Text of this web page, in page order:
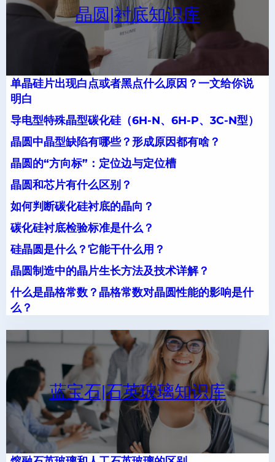
晶圆|衬底知识库
单晶硅片出现白点或者黑点什么原因？一文给你说
明白
导电型特殊晶型碳化硅（6H-N、6H-P、3C-N型）
晶圆中晶型缺陷有哪些？形成原因都有啥？
晶圆的“方向标”：定位边与定位槽
晶圆和芯片有什么区别？
如何判断碳化硅衬底的晶向？
碳化硅衬底检验标准是什么？
硅晶圆是什么？它能干什么用？
晶圆制造中的晶片生长方法及技术详解？
什么是晶格常数？晶格常数对晶圆性能的影响是什
么？
蓝宝石|石英玻璃知识库